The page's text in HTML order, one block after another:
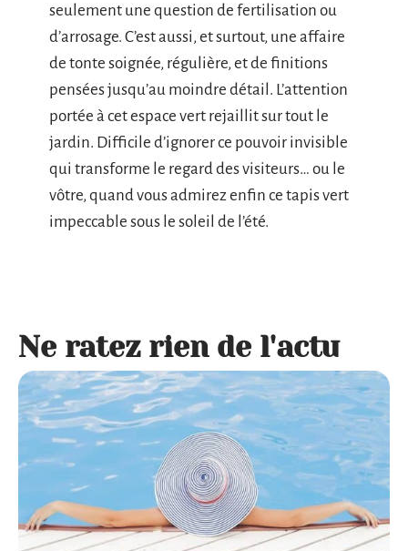
seulement une question de fertilisation ou
d’arrosage. C’est aussi, et surtout, une affaire
de tonte soignée, régulière, et de finitions
pensées jusqu’au moindre détail. L’attention
portée à cet espace vert rejaillit sur tout le
jardin. Difficile d’ignorer ce pouvoir invisible
qui transforme le regard des visiteurs… ou le
vôtre, quand vous admirez enfin ce tapis vert
impeccable sous le soleil de l’été.
Ne ratez rien de l'actu